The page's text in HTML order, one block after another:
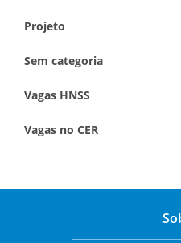
Projeto
Sem categoria
Vagas HNSS
Vagas no CER